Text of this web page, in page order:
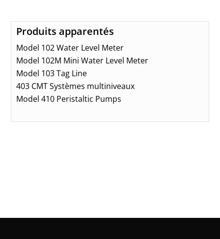
Produits apparentés
Model 102 Water Level Meter
Model 102M Mini Water Level Meter
Model 103 Tag Line
403 CMT Systèmes multiniveaux
Model 410 Peristaltic Pumps